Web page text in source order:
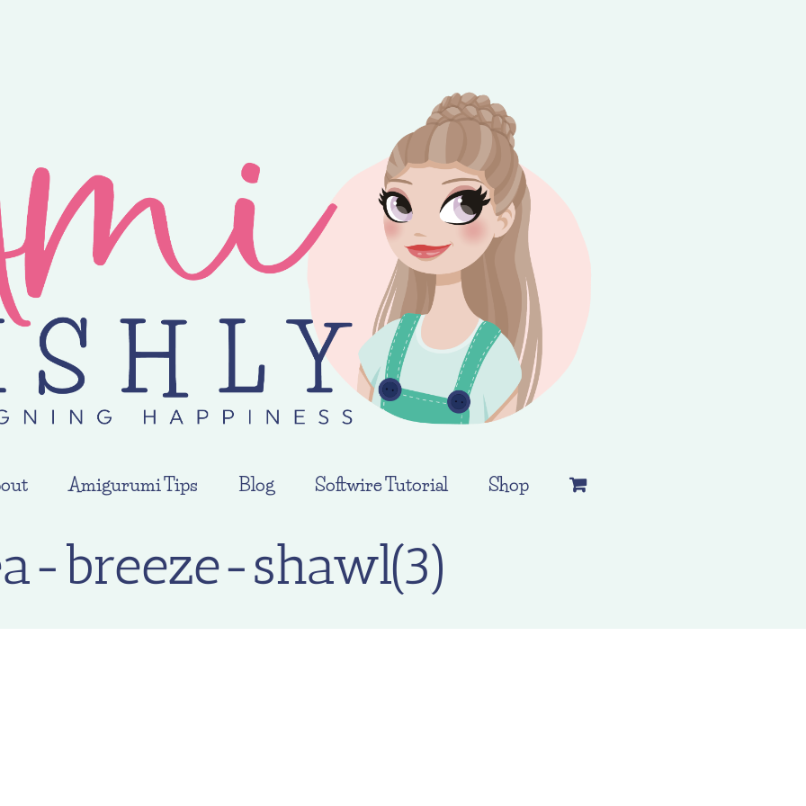
Amigurumi Tips Blog Softwire Tutorial Shop
breeze-shawl(3)
ontvang je 25% korting op alle losse Amilishly patronen bij een minimale besteding van €10,-. Geldig tot en met